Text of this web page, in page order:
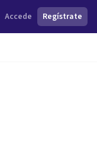
Accede Regístrate